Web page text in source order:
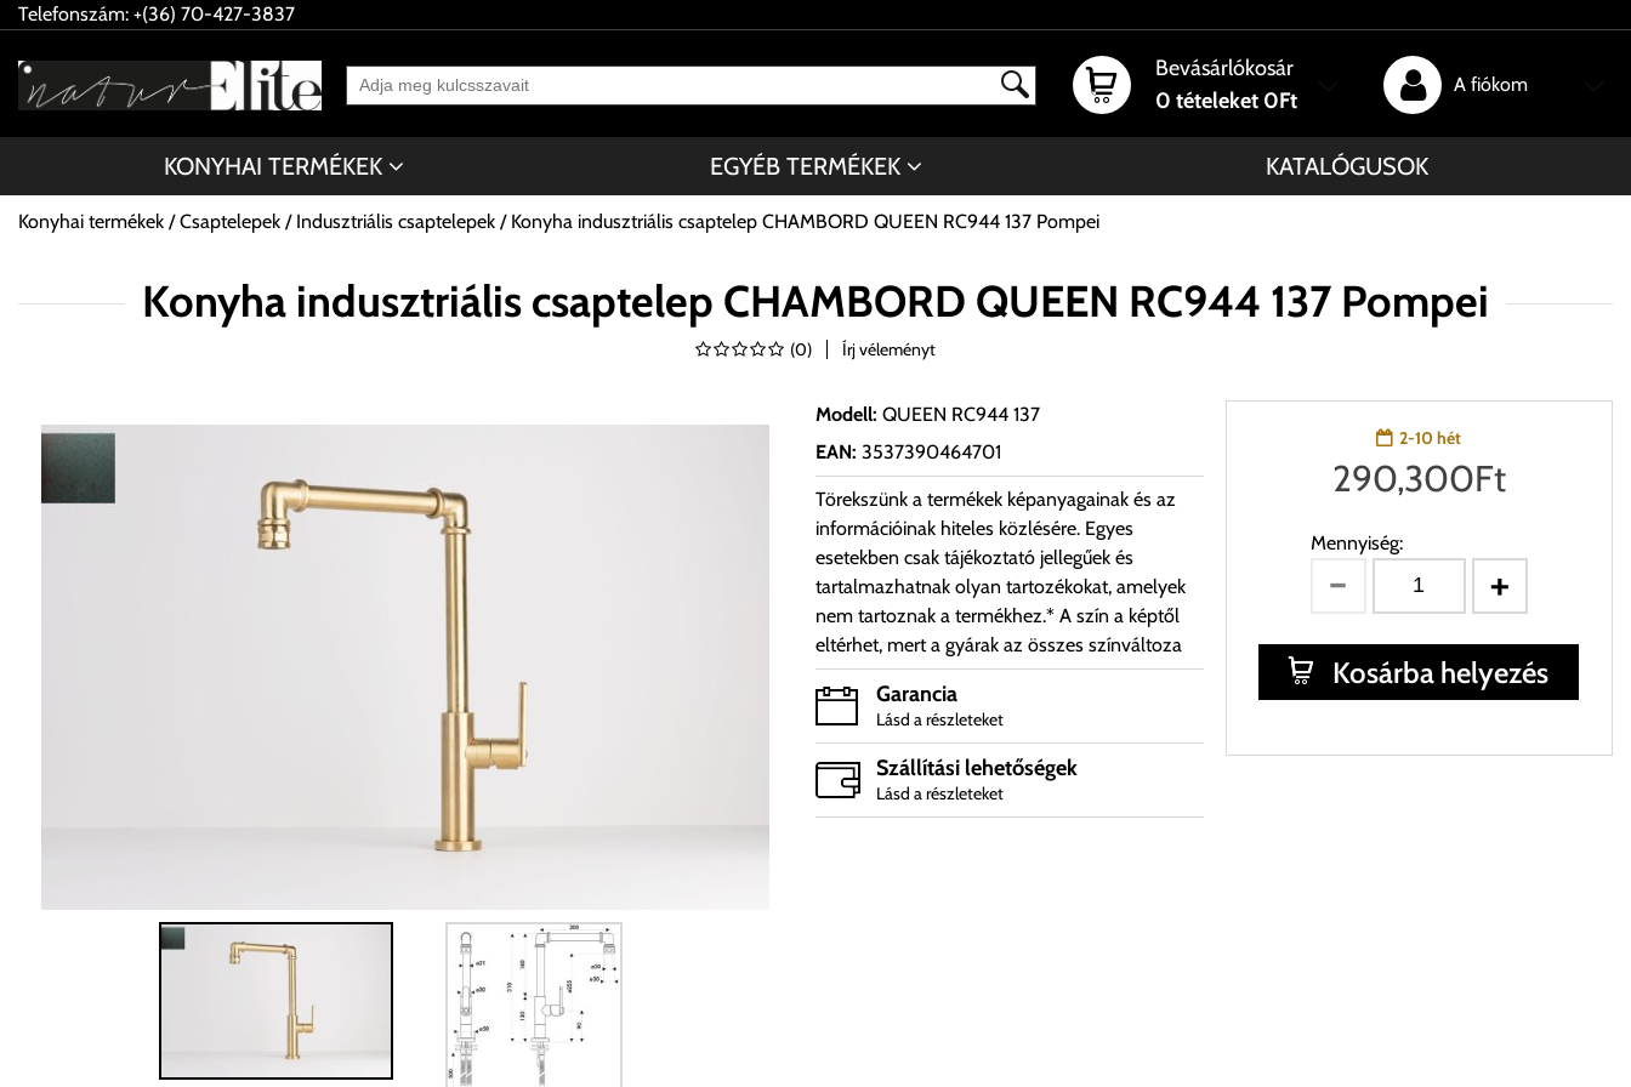
Telefonszám: +(36) 70-427-3837
Bevásárlókosár
0 tételeket 0Ft
A fiókom
KONYHAI TERMÉKEK EGYÉB TERMÉKEK KATALÓGUSOK
Konyhai termékek Csaptelepek Indusztriális csaptelepek Konyha indusztriális csaptelep CHAMBORD QUEEN RC944 137 Pompei
Konyha indusztriális csaptelep CHAMBORD QUEEN RC944 137 Pompei
(0) Írj véleményt
Modell: QUEEN RC944 137
EAN: 3537390464701
Törekszünk a termékek képanyagainak és az
információinak hiteles közlésére. Egyes
esetekben csak tájékoztató jellegűek és
tartalmazhatnak olyan tartozékokat, amelyek
nem tartoznak a termékhez.* A szín a képtől
eltérhet, mert a gyárak az összes színváltoza
Garancia
Lásd a részleteket
Szállítási lehetőségek
Lásd a részleteket
2-10 hét
290,300Ft
Mennyiség:
Kosárba helyezés